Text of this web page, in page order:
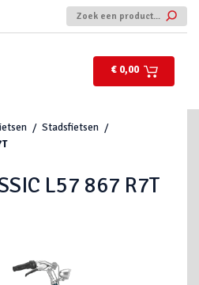
€ 0,00
Stadsfietsen
L57 867 R7T